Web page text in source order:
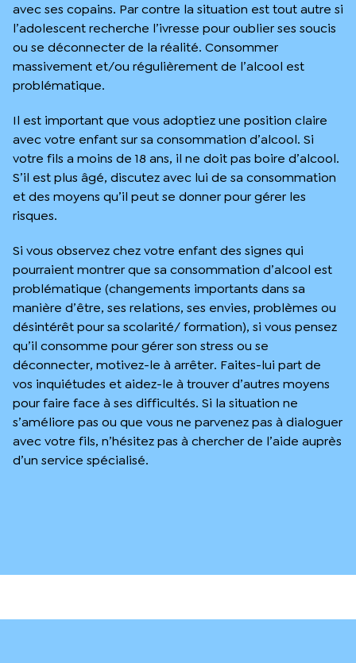
avec ses copains. Par contre la situation est tout autre si
l’adolescent recherche l’ivresse pour oublier ses soucis
ou se déconnecter de la réalité. Consommer
massivement et/ou régulièrement de l’alcool est
problématique.
Il est important que vous adoptiez une position claire
avec votre enfant sur sa consommation d’alcool. Si
votre fils a moins de 18 ans, il ne doit pas boire d’alcool.
S’il est plus âgé, discutez avec lui de sa consommation
et des moyens qu’il peut se donner pour gérer les
risques.
Si vous observez chez votre enfant des signes qui
pourraient montrer que sa consommation d’alcool est
problématique (changements importants dans sa
manière d’être, ses relations, ses envies, problèmes ou
désintérêt pour sa scolarité/ formation), si vous pensez
qu’il consomme pour gérer son stress ou se
déconnecter, motivez-le à arrêter. Faites-lui part de
vos inquiétudes et aidez-le à trouver d’autres moyens
pour faire face à ses difficultés. Si la situation ne
s’améliore pas ou que vous ne parvenez pas à dialoguer
avec votre fils, n’hésitez pas à chercher de l’aide auprès
d’un service spécialisé.